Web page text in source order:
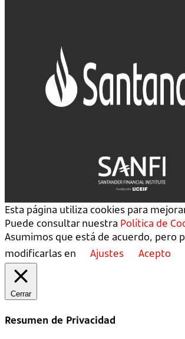
Esta página utiliza cookies para
Puede consultar nuestra Política de
Asumimos que está de acuerdo, pero
modificarlas en
Ajustes Acepto
Cerrar
Resumen de Privacidad